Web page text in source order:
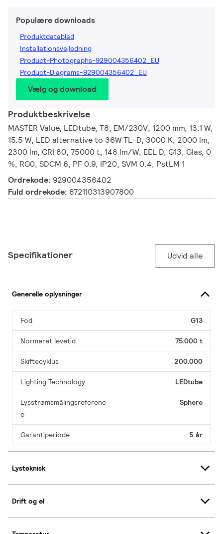
Populære downloads
Produktdatablad
Installationsvejledning
Product-Photographs-929004356402_EU
Product-Diagrams-929004356402_EU
Vælg og download
Produktbeskrivelse
MASTER Value, LEDtube, T8, EM/230V, 1200 mm, 13.1 W,
15.5 W, LED alternative to 36W TL-D, 3000 K, 2000 lm,
2300 lm, CRI 80, 75000 t, 148 lm/W, EEL D, G13, Glas, 0
%, RG0, SDCM 6, PF 0.9, IP20, SVM 0.4, PstLM 1
Ordrekode: 929004356402
Fuld ordrekode: 872110313907800
Specifikationer Udvid alle
Generelle oplysninger
Fod G13
Normeret levetid 75.000 t
Skiftecyklus 200.000
Lighting Technology LEDtube
Lysstrømsmålingsreferenc
e
Sphere
Garantiperiode 5 år
Lysteknisk
Drift og el